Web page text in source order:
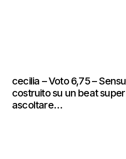
cecilia – Voto 6,75 –
costruito su un beat
ascoltare…